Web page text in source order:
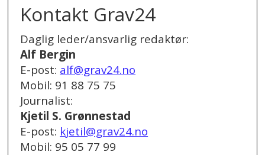
Kontakt Grav24
Daglig leder/ansvarlig redaktør:
Alf Bergin
E-post: alf@grav24.no
Mobil: 91 88 75 75
Journalist:
Kjetil S. Grønnestad
E-post: kjetil@grav24.no
Mobil: 95 05 77 99